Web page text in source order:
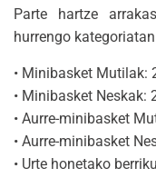
Parte hartze
hurrengo
• Minibasket
• Minibasket
• Aurre-minibasket
• Aurre-minibasket
• Urte honetako